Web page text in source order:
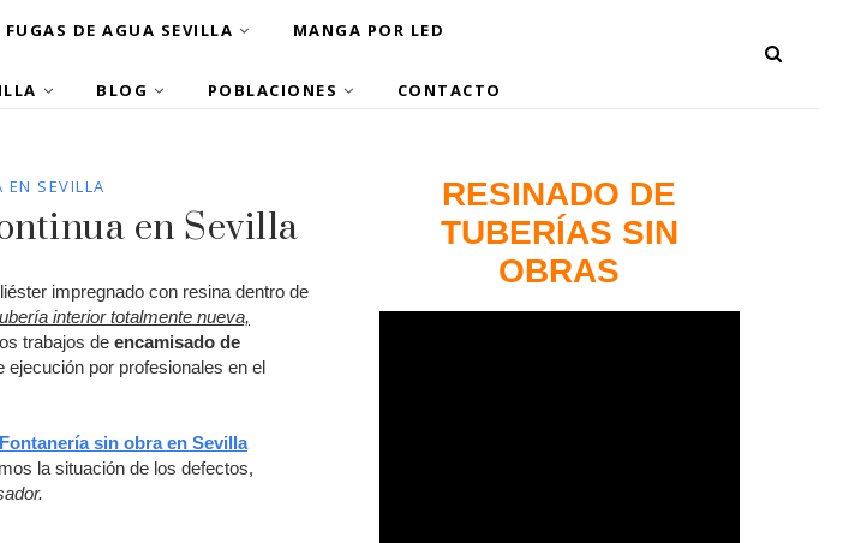
FUGAS DE AGUA SEVILLA MANGA POR LED
BLOG POBLACIONES CONTACTO
SEVILLA
en Sevilla
impregnado con resina dentro de
interior totalmente nueva,
trabajos de encamisado de
por profesionales en el
Fontanería sin obra en Sevilla
la situación de los defectos,
RESINADO DE
TUBERÍAS SIN
OBRAS